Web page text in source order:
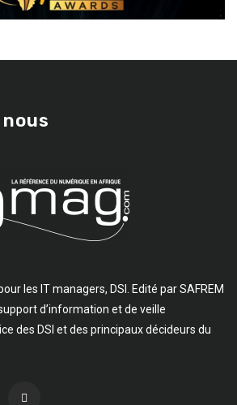
les IT managers, DSI. Edité par SAFREM
d’information et de veille
des DSI et des principaux décideurs du